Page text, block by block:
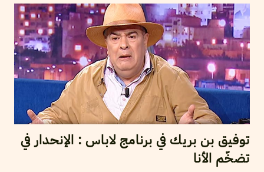
توفيق بن بريك في برنامج لاباس : الإنحدار في
تضخّم الأنا